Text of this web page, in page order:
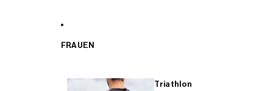
FRAUEN
Triathlon